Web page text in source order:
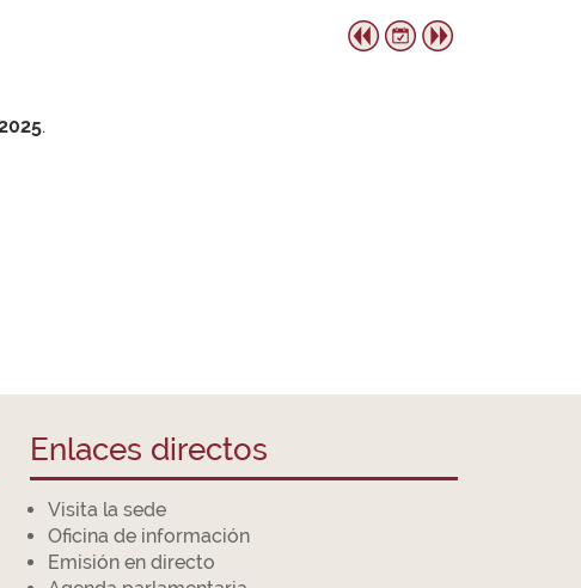
.
Enlaces directos
Visita la sede
Oficina de información
Emisión en directo